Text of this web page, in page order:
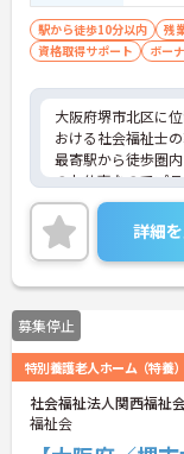
駅から徒歩10分以内 残
資格取得サポート
ボー
大阪府堺市北区に
おける社会福祉士の
最寄駅から徒歩圏
のお仕事なのでプ
ことができます。
ご興味のある方に
に詳細をお話しい
さい！
詳細
募集停止
特別養護老人ホーム（特養）
社会福祉法人関西福祉
福祉会